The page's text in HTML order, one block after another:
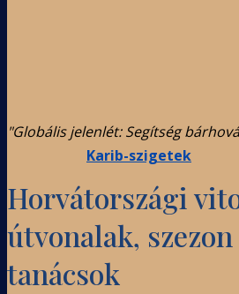
Karib-szigetek
"Globális jelenlét: Segítség
Horvátországi
útvonalak, szezon
tanácsok